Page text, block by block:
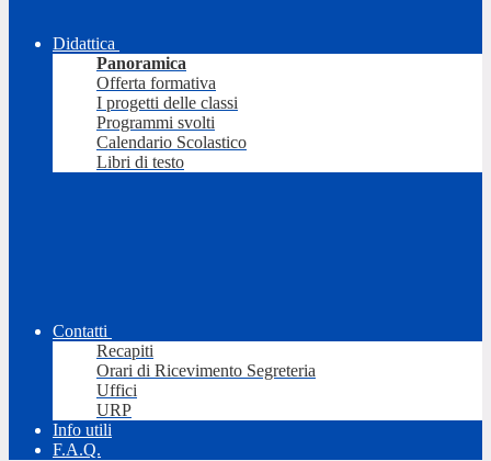
Didattica
Panoramica
Offerta formativa
I progetti delle classi
Programmi svolti
Calendario Scolastico
Libri di testo
Contatti
Recapiti
Orari di Ricevimento Segreteria
Uffici
URP
Info utili
F.A.Q.